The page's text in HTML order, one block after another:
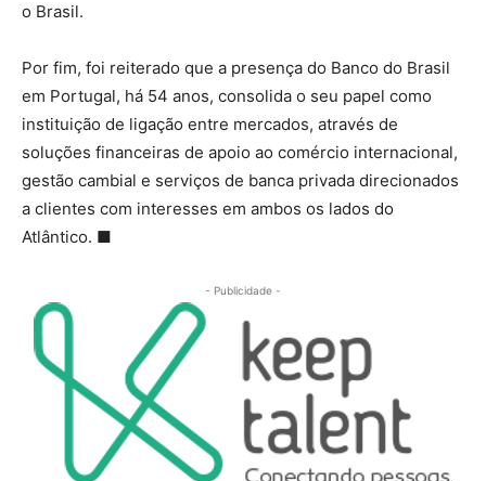
o Brasil.
Por fim, foi reiterado que a presença do Banco do Brasil
em Portugal, há 54 anos, consolida o seu papel como
instituição de ligação entre mercados, através de
soluções financeiras de apoio ao comércio internacional,
gestão cambial e serviços de banca privada direcionados
a clientes com interesses em ambos os lados do
Atlântico. ■
- Publicidade -